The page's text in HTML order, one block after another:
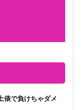
俵で負けちゃダメ